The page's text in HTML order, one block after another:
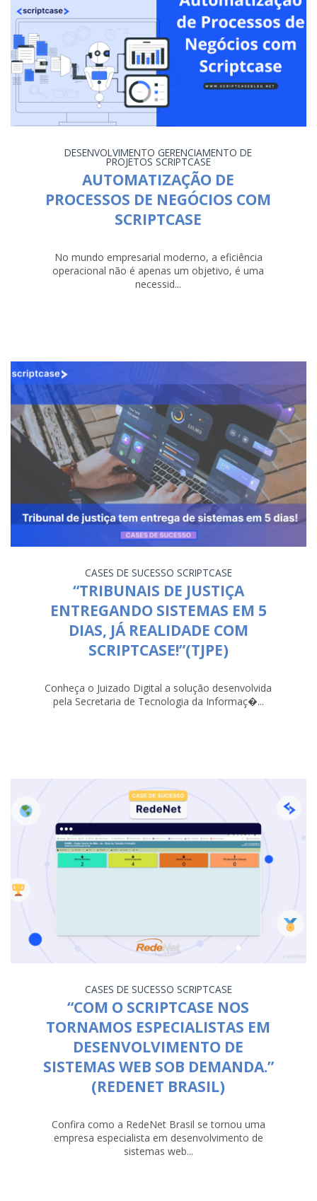
DESENVOLVIMENTO GERENCIAMENTO DE
PROJETOS SCRIPTCASE
AUTOMATIZAÇÃO DE
PROCESSOS DE NEGÓCIOS COM
SCRIPTCASE
No mundo empresarial moderno, a eficiência
operacional não é apenas um objetivo, é uma
necessid...
CASES DE SUCESSO SCRIPTCASE
“TRIBUNAIS DE JUSTIÇA
ENTREGANDO SISTEMAS EM 5
DIAS, JÁ REALIDADE COM
SCRIPTCASE!”(TJPE)
Conheça o Juizado Digital a solução desenvolvida
pela Secretaria de Tecnologia da Informaç�...
CASES DE SUCESSO SCRIPTCASE
“COM O SCRIPTCASE NOS
TORNAMOS ESPECIALISTAS EM
DESENVOLVIMENTO DE
SISTEMAS WEB SOB DEMANDA.”
(REDENET BRASIL)
Confira como a RedeNet Brasil se tornou uma
empresa especialista em desenvolvimento de
sistemas web...